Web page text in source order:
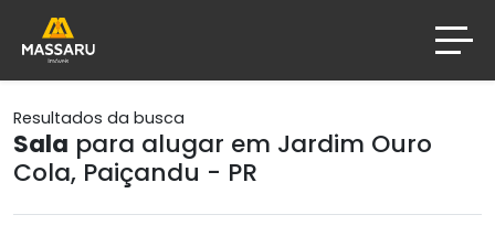
Resultados da busca
Sala para alugar em Jardim Ouro
Cola, Paiçandu - PR